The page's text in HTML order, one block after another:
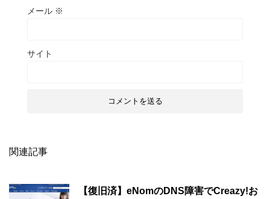
メール ※
サイト
関連記事
【復旧済】eNomのDNS障害でCreazy!お